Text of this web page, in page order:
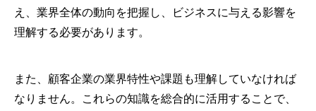
え、業界全体の動向を把握し、ビジネスに与える影響を
理解する必要があります。
また、顧客企業の業界特性や課題も理解していなければ
なりません。これらの知識を総合的に活用することで、